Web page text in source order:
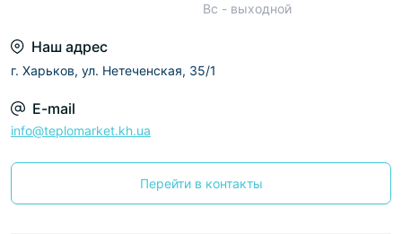
Вс - выходной
Наш адрес
г. Харьков, ул. Нетеченская, 35/1
E-mail
info@teplomarket.kh.ua
Перейти в контакты